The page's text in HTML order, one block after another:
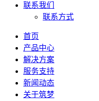
联系我们
联系方式
首页
产品中心
解决方案
服务支持
新闻动态
关于筑梦